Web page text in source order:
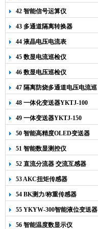
42 智能信号运算仪
43 多通道隔离转换器
44 液晶电压电流表
45 数显电流巡检仪
46 数显电压巡检仪
47 隔离防烧多通道电压电流巡
检仪
48 一体化变送器YKTJ-100
49 一体变送器YKTJ-150
50 智能高精度OLED变送器
YK-218
51 智能数显测控仪
52 直流分流器 交流互感器
53 AKC扭矩传感器
54 BK测力/称重传感器
55 YKYW-300智能液位变送器
56 智能温度数显示仪